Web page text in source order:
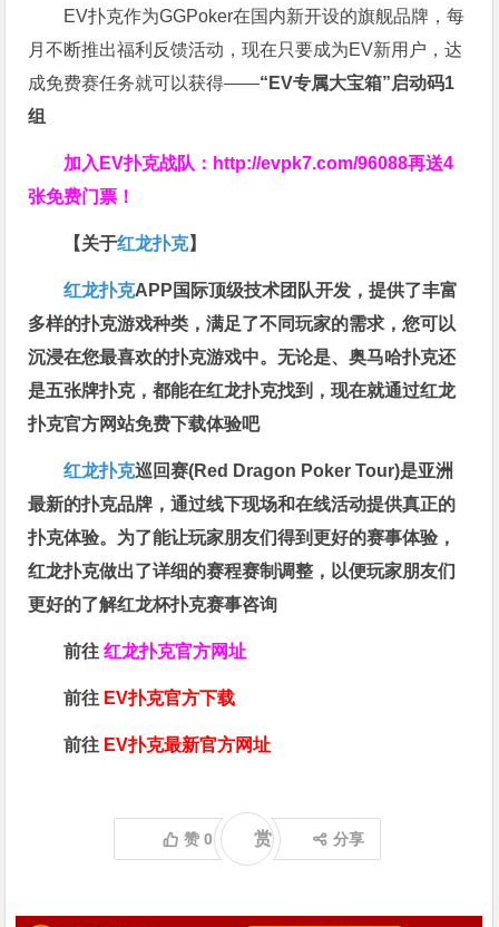
EV扑克作为GGPoker在国内新开设的旗舰品牌，每
月不断推出福利反馈活动，现在只要成为EV新用户，达
成免费赛任务就可以获得——“EV专属大宝箱”启动码1
组
加入EV扑克战队： http://evpk7.com/96088再送4
张免费门票！
【关于红龙扑克】
红龙扑克APP国际顶级技术团队开发，提供了丰富
多样的扑克游戏种类，满足了不同玩家的需求，您可以
沉浸在您最喜欢的扑克游戏中。无论是、奥马哈扑克还
是五张牌扑克，都能在红龙扑克找到，现在就通过红龙
扑克官方网站免费下载体验吧
红龙扑克巡回赛​(Red Dragon Poker Tour)是亚洲
最新的扑克品牌，通过线下现场和在线活动提供真正的
扑克体验。为了能让玩家朋友们得到更好的赛事体验，
红龙扑克做出了详细的赛程赛制调整，以便玩家朋友们
更好的了解红龙杯扑克赛事咨询
前往红龙扑克官方网址
前往 EV扑克官方下载
前往 EV扑克最新官方网址
赞0 赏 分享